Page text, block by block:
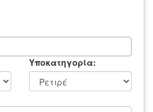
Υποκατηγορία: